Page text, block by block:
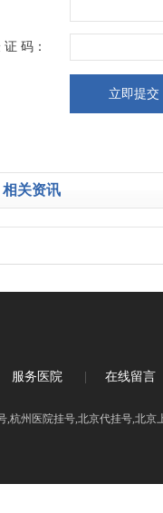
证 码：
相关资讯
服务医院 在线留言
,杭州医院挂号,北京代挂号,北